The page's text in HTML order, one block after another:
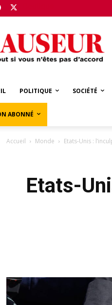
POLITIQUE SOCIÉTÉ
ABONNÉ
Accueil Monde Etats-Unis :
Etats-